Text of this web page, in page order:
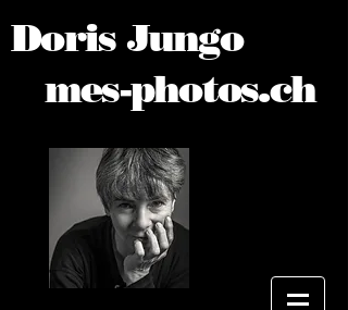
Doris Jungo
mes-photos.ch